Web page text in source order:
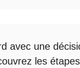
avec une
les